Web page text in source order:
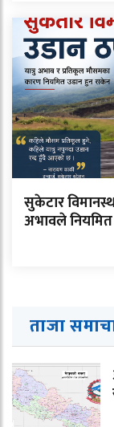
सुकेटार
अभावले नियमित
ताजा